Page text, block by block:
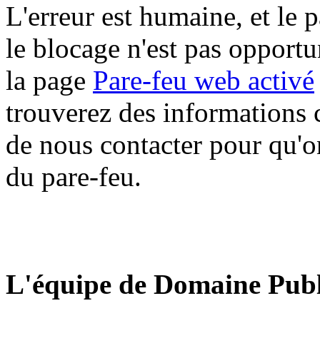
L'erreur est humaine, et le
le blocage n'est pas
la page Pare-feu web activé
trouverez des informations
de nous contacter pour
du pare-feu.
L'équipe de Domaine